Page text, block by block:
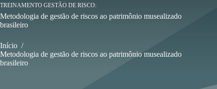
TREINAMENTO GESTÃO DE RISCO
Metodologia de gestão de riscos ao patrimônio musealizado
brasileiro
Início /
Metodologia de gestão de riscos ao patrimônio musealizado
brasileiro